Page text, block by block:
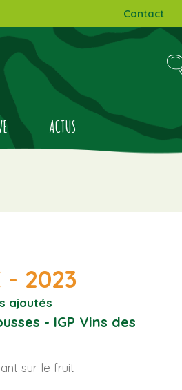
Contact
ACTUS
- 2023
ajoutés
- IGP Vins des
sur le fruit